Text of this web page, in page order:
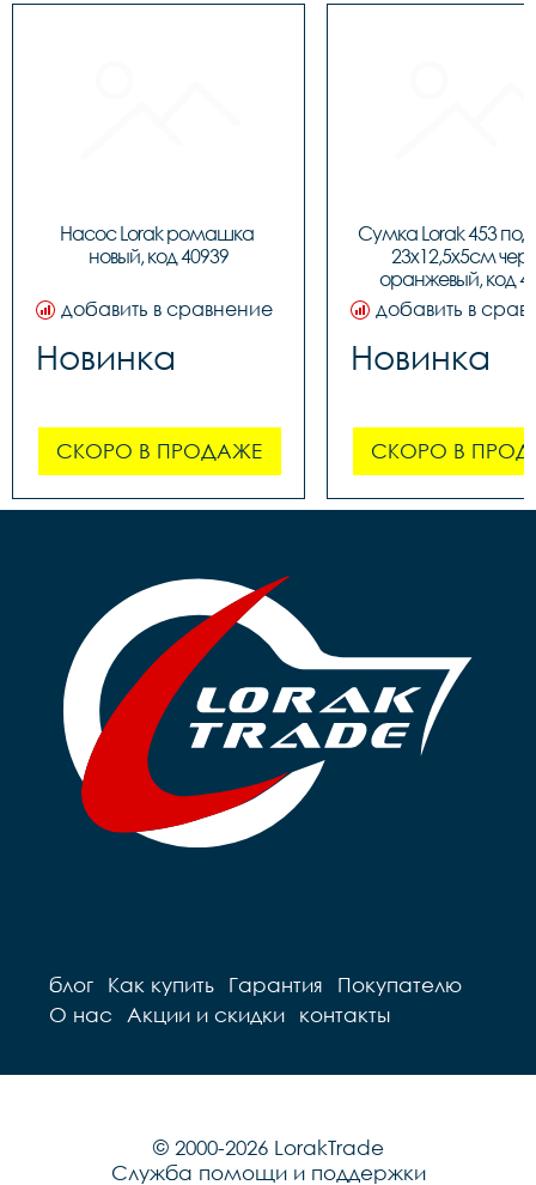
Насос Lorak ромашка
новый, код 40939
добавить в сравнение
Новинка
СКОРО В ПРОДАЖЕ
Сумка Lorak 453
23х12,5х5см
оранжевый, код
добавить в
Новинка
СКОРО В
блог Как купить Гарантия
Покупателю
О нас
Акции и скидки контакты
© 2000-2026 LorakTrade
Служба помощи и поддержки